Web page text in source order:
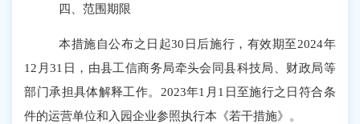
四、范围期限
本措施自公布之日起30日后施行，有效期至2024年
12月31日，由县工信商务局牵头会同县科技局、财政局等
部门承担具体解释工作。2023年1月1日至施行之日符合条
件的运营单位和入园企业参照执行本《若干措施》。